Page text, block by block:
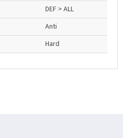
DEF > ALL
Anti
Hard